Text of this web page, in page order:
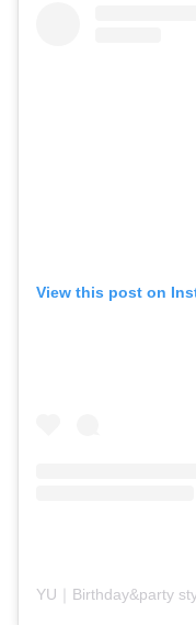
View this post on